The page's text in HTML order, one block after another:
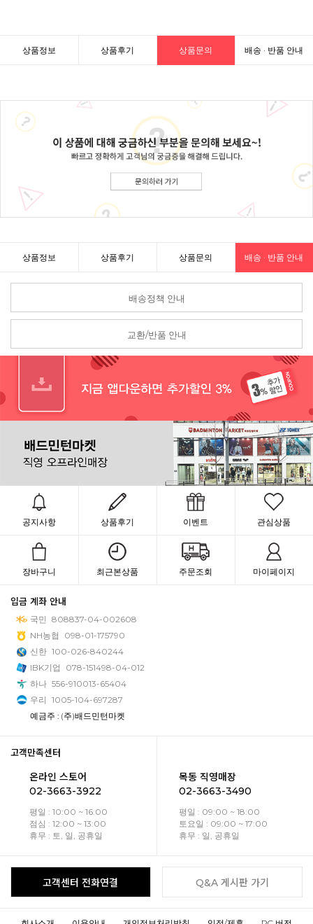
상품정보 상품후기 상품문의 배송 · 반품 안내
상품정보 상품후기 상품문의 배송 · 반품 안내
배송정책 안내
교환/반품 안내
공지사항 상품후기 이벤트 관심상품
장바구니 최근본상품 주문조회 마이페이지
입금 계좌 안내
국민 808837-04-002608
NH농협
098-01-175790
신한 100-026-840244
IBK기업
078-151498-04-012
하나 556-910013-65404
우리 1005-104-697287
예금주 : (주)배드민턴마켓
고객만족센터
온라인 스토어
02-3663-3922
평일 : 10:00 ~ 16:00
점심 : 12:00 ~ 13:00
휴무 : 토, 일, 공휴일
목동 직영매장
02-3663-3490
평일 : 09:00 ~ 18:00
토요일 : 09:00 ~ 17:00
휴무 : 일, 공휴일
고객센터 전화연결 Q&A 게시판 가기